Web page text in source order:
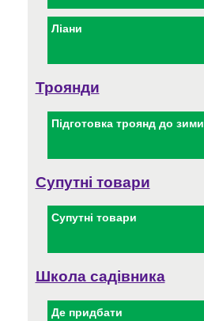
Ліани
Троянди
Підготовка троянд до зими
Супутні товари
Супутні товари
Школа садівника
Де придбати